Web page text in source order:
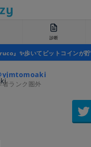
診断
』✨歩いてビットコインが
者ランク圏外